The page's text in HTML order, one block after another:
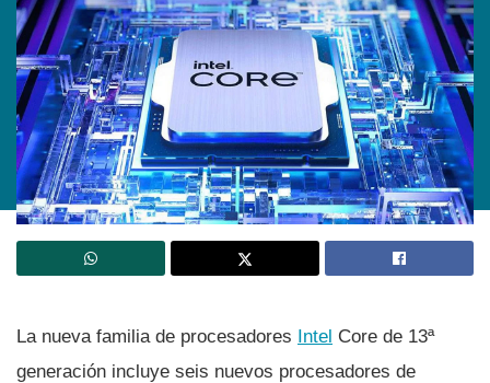
La nueva familia de procesadores Intel Core de 13ª
generación incluye seis nuevos procesadores de